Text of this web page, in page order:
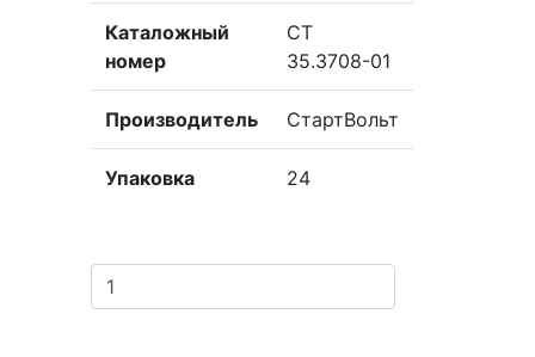
Каталожный
номер
СТ
35.3708-01
Производитель СтартВольт
Упаковка 24